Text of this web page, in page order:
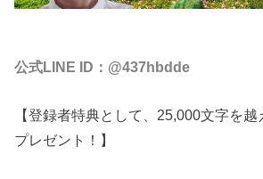
公式LINE ID：@437hbdde
【登録者特典として、25,000文字を
プレゼント！】